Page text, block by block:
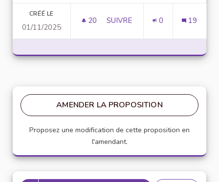
CRÉÉ LE
01/11/2025
20 20 ABONNÉS
SUIVRE 0 19
AMENDER LA PROPOSITION
Proposez une modification de cette proposition en
l'amendant.